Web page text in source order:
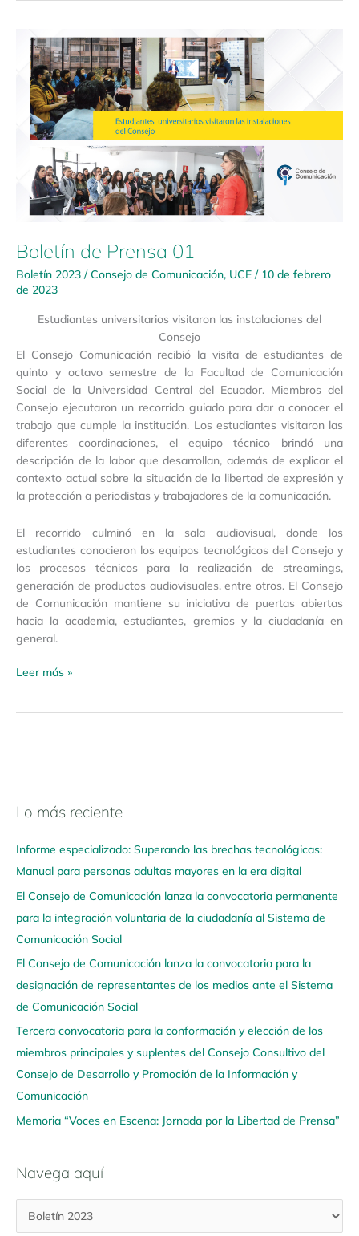
Boletín de Prensa 01
Boletín 2023 /Consejo de Comunicación, UCE / 10 de febrero
de 2023
Estudiantes universitarios visitaron las instalaciones del
Consejo
El Consejo Comunicación recibió la visita de estudiantes de
quinto y octavo semestre de la Facultad de Comunicación
Social de la Universidad Central del Ecuador. Miembros del
Consejo ejecutaron un recorrido guiado para dar a conocer el
trabajo que cumple la institución. Los estudiantes visitaron las
diferentes coordinaciones, el equipo técnico brindó una
descripción de la labor que desarrollan, además de explicar el
contexto actual sobre la situación de la libertad de expresión y
la protección a periodistas y trabajadores de la comunicación.
El recorrido culminó en la sala audiovisual, donde los
estudiantes conocieron los equipos tecnológicos del Consejo y
los procesos técnicos para la realización de streamings,
generación de productos audiovisuales, entre otros. El Consejo
de Comunicación mantiene su iniciativa de puertas abiertas
hacia la academia, estudiantes, gremios y la ciudadanía en
general.
Boletín
Prensa
Leer más »
Lo más reciente
Informe especializado: Superando las brechas tecnológicas:
Manual para personas adultas mayores en la era digital
El Consejo de Comunicación lanza la convocatoria permanente
para la integración voluntaria de la ciudadanía al Sistema de
Comunicación Social
El Consejo de Comunicación lanza la convocatoria para la
designación de representantes de los medios ante el Sistema
de Comunicación Social
Tercera convocatoria para la conformación y elección de los
miembros principales y suplentes del Consejo Consultivo del
Consejo de Desarrollo y Promoción de la Información y
Comunicación
Memoria “Voces en Escena: Jornada por la Libertad de Prensa”
Navega aquí
N
v
e
g
a
a
q
u
í